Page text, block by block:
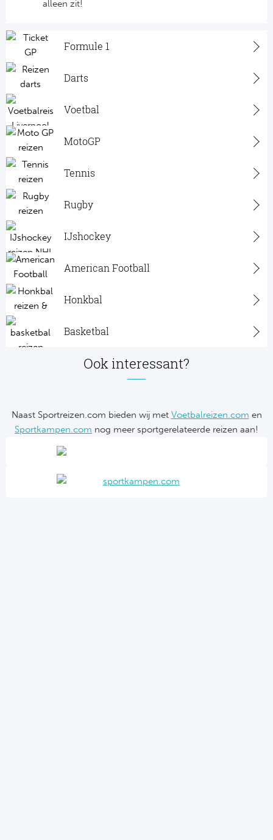
alleen zit!
Formule 1
Darts
Voetbal
MotoGP
Tennis
Rugby
IJshockey
American Football
Honkbal
Basketbal
Ook interessant?
Naast Sportreizen.com bieden wij met Voetbalreizen.com en
Sportkampen.com nog meer sportgerelateerde reizen aan!